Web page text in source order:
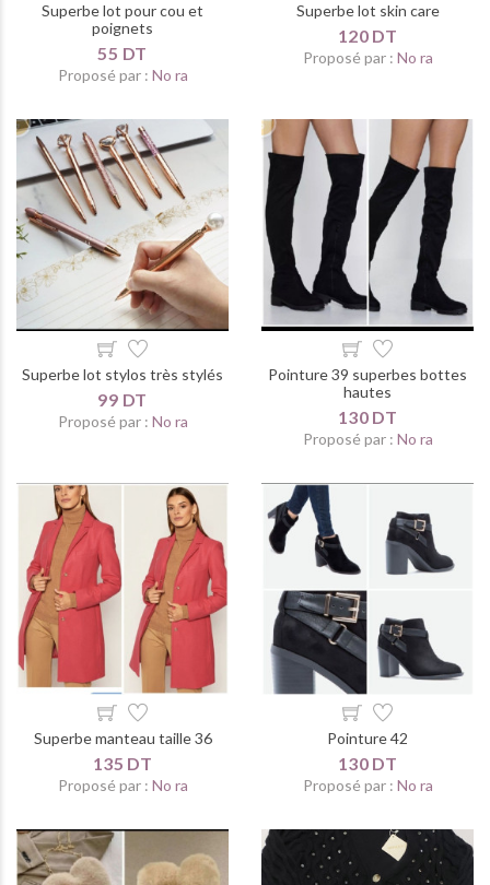
Superbe lot pour cou et
poignets
55 DT
Proposé par : No ra
Superbe lot skin care
120 DT
Proposé par : No ra
Superbe lot stylos très stylés
99 DT
Proposé par : No ra
Pointure 39 superbes bottes
hautes
130 DT
Proposé par : No ra
Superbe manteau taille 36
135 DT
Proposé par : No ra
Pointure 42
130 DT
Proposé par : No ra